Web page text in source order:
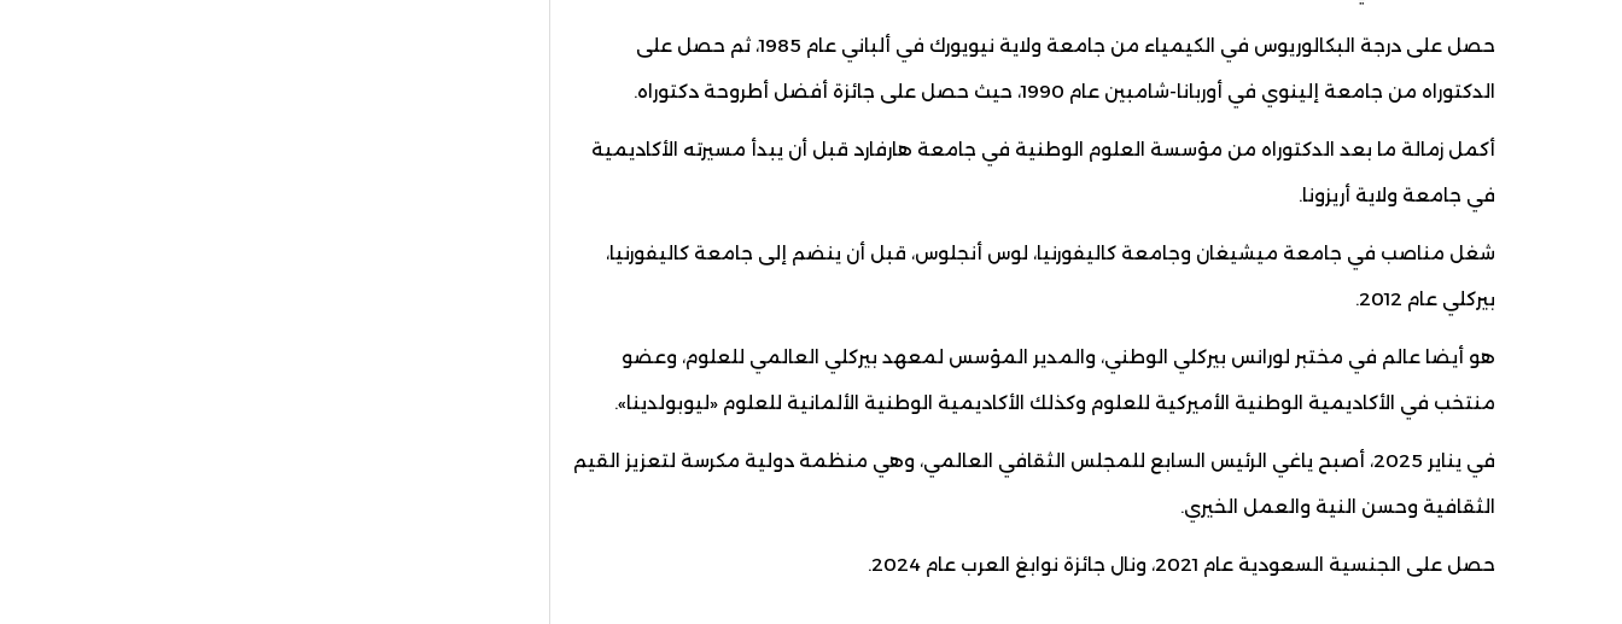
حصل على درجة البكالوريوس في الكيمياء من جامعة ولاية نيويورك في ألباني عام 1985، ثم حصل على
الدكتوراه من جامعة إلينوي في أوربانا-شامبين عام 1990، حيث حصل على جائزة أفضل أطروحة دكتوراه.
أكمل زمالة ما بعد الدكتوراه من مؤسسة العلوم الوطنية في جامعة هارفارد قبل أن يبدأ مسيرته الأكاديمية
في جامعة ولاية أريزونا.
شغل مناصب في جامعة ميشيغان وجامعة كاليفورنيا، لوس أنجلوس، قبل أن ينضم إلى جامعة كاليفورنيا،
بيركلي عام 2012.
هو أيضا عالم في مختبر لورانس بيركلي الوطني، والمدير المؤسس لمعهد بيركلي العالمي للعلوم، وعضو
منتخب في الأكاديمية الوطنية الأميركية للعلوم وكذلك الأكاديمية الوطنية الألمانية للعلوم «ليوبولدينا».
في يناير 2025، أصبح ياغي الرئيس السابع للمجلس الثقافي العالمي، وهي منظمة دولية مكرسة لتعزيز القيم
الثقافية وحسن النية والعمل الخيري.
حصل على الجنسية السعودية عام 2021، ونال جائزة نوابغ العرب عام 2024.